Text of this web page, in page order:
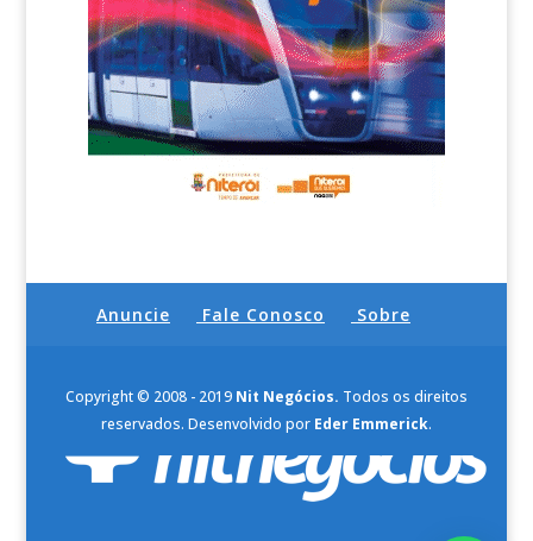
Anuncie Fale Conosco Sobre
Copyright © 2008 - 2019 Nit Negócios. Todos os direitos
reservados. Desenvolvido por Eder Emmerick.